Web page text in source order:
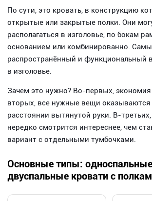
По сути, это кровать, в конструкцию
открытые или закрытые полки. Они
располагаться в изголовье, по бокам
основанием или комбинированно.
распространённый и функциональный
в изголовье.
Зачем это нужно? Во-первых,
вторых, все нужные вещи оказываются
расстоянии вытянутой руки. В-
нередко смотрится интереснее, чем
вариант с отдельными тумбочками.
Основные типы:
двуспальные кровати с